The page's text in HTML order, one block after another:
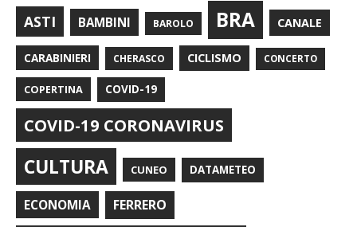
ASTI BAMBINI BAROLO BRA CANALE
CARABINIERI CHERASCO CICLISMO CONCERTO
COPERTINA COVID-19
COVID-19 CORONAVIRUS
CULTURA CUNEO DATAMETEO
ECONOMIA FERRERO